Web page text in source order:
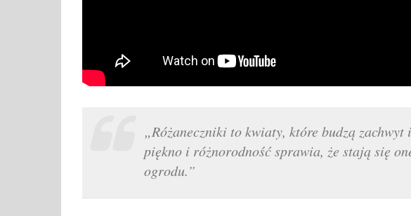
„Różaneczniki to kwiaty, które budzą
piękno i różnorodność sprawia, że stają się
ogrodu.”